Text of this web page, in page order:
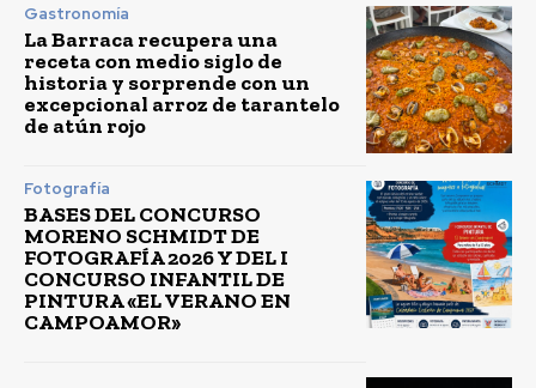
Gastronomía
La Barraca recupera una
receta con medio siglo de
historia y sorprende con un
excepcional arroz de tarantelo
de atún rojo
Fotografía
BASES DEL CONCURSO
MORENO SCHMIDT DE
FOTOGRAFÍA 2026 Y DEL I
CONCURSO INFANTIL DE
PINTURA «EL VERANO EN
CAMPOAMOR»